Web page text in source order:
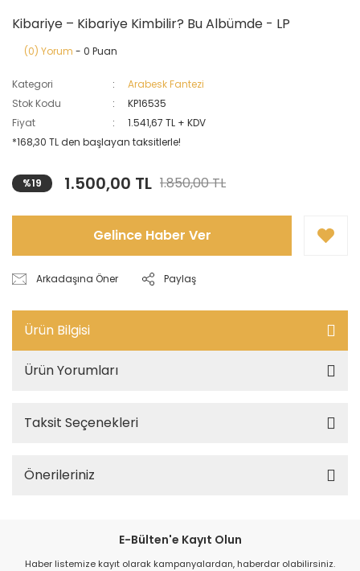
Kibariye – Kibariye Kimbilir? Bu Albümde - LP
(0) Yorum - 0 Puan
Kategori
Arabesk Fantezi
Stok Kodu
KP16535
Fiyat
1.541,67 TL + KDV
*168,30 TL den başlayan taksitlerle!
%19 1.500,00 TL 1.850,00 TL
Gelince Haber Ver
Arkadaşına Öner Paylaş
Ürün Bilgisi
Ürün Yorumları
Taksit Seçenekleri
Önerileriniz
E-Bülten'e Kayıt Olun
Haber listemize kayıt olarak kampanyalardan, haberdar olabilirsiniz.